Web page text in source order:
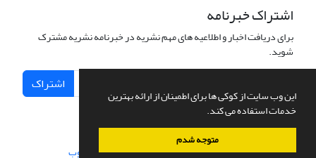
این وب سایت از کوکی ها برای اطمینان از ارائه بهترین
خدمات استفاده می کند.
متوجه شدم
اشتراک خبرنامه
برای دریافت اخبار و اطلاعیه های مهم نشریه در خبرنامه نشریه مشترک
شوید.
اشتراک
سامانه مدیریت نشریات علمی.طراحی و پیاده سازی از سیناوب